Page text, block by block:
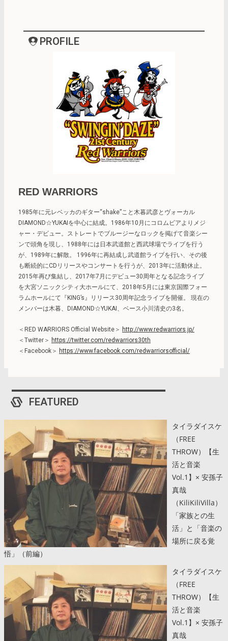
PROFILE
RED WARRIORS
1985年に元レベッカのギター“shake”こと木暮武彦とヴォーカル
DIAMOND☆YUKAIを中心に結成。1986年10月にコロムビアよりメジ
ャー・デビュー。ストレートでブルージーなロックを掲げて音楽シー
ンで頭角を現し、1988年には日本武道館と西武球場でライブを行う
が、1989年に解散。 1996年に再結成し武道館ライブを行い、その後
も断続的にCDリリースやコンサートを行うが、2013年に活動休止。
2015年再び集結し、2017年7月にデビュー30周年となる記念ライブ
を大宮ソニックシティ大ホールにて、2018年5月には東京国際フォー
ラムホールにて『KING’s』リリース30周年記念ライブを開催。 現在の
メンバーは木暮、DIAMOND☆YUKAI、ベース小川清史の3名。
＜RED WARRIORS Official Website＞ http://www.redwarriors.jp/
＜Twitter＞ https://twitter.com/redwarriors30th
＜Facebook＞ https://www.facebook.com/redwarriorsofficial/
FEATURED
タイラダイスケ
（FREE
THROW）【生
活と音楽
Vol.1】× 安孫子
真哉
（KiliKiliVilla）
「家族との生
活」と「音楽の
場所に戻る覚
悟」（前編）
タイラダイスケ
（FREE
THROW）【生
活と音楽
Vol.1】× 安孫子
真哉